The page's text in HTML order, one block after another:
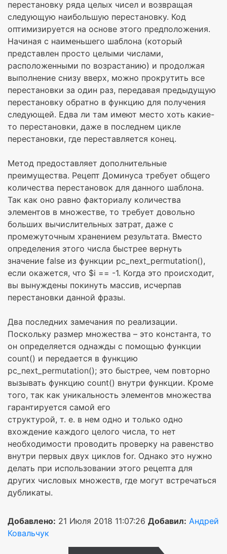
перестановку ряда целых чисел и возвращая
следующую наибольшую перестановку. Код
оптимизируется на основе этого предположения.
Начиная с наименьшего шаблона (который
представлен просто целыми числами,
расположенными по возрастанию) и продолжая
выполнение снизу вверх, можно прокрутить все
перестановки за один раз, передавая предыдущую
перестановку обратно в функцию для получения
следующей. Едва ли там имеют место хоть какие-
то перестановки, даже в последнем цикле
перестановки, где переставляется конец.
Метод предоставляет дополнительные
преимущества. Рецепт Доминуса требует общего
количества перестановок для данного шаблона.
Так как оно равно факториалу количества
элементов в множестве, то требует довольно
больших вычислительных затрат, даже с
промежуточным хранением результата. Вместо
определения этого числа быстрее вернуть
значение false из функции pc_next_permutation(),
если окажется, что $i == -1. Когда это происходит,
вы вынуждены покинуть массив, исчерпав
перестановки данной фразы.
Два последних замечания по реализации.
Поскольку размер множества – это константа, то
он определяется однажды с помощью функции
count() и передается в функцию
pc_next_permutation(); это быстрее, чем повторно
вызывать функцию count() внутри функции. Кроме
того, так как уникальность элементов множества
гарантируется самой его
структурой, т. е. в нем одно и только одно
вхождение каждого целого числа, то нет
необходимости проводить проверку на равенство
внутри первых двух циклов for. Однако это нужно
делать при использовании этого рецепта для
других числовых множеств, где могут встречаться
дубликаты.
Добавлено: 21 Июля 2018 11:07:26 Добавил: Андрей
Ковальчук